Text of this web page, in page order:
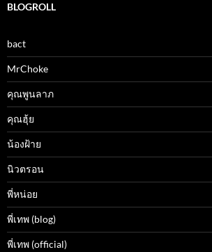
BLOGROLL
bact
MrChoke
คุณพูนลาภ
คุณฮุ้ย
น้องฝ้าย
นิวตรอน
พี่หน่อย
พี่เทพ (blog)
พี่เทพ (official)